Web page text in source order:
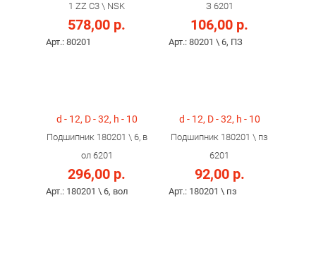
1 ZZ C3 \ NSK
578,00 р.
Арт.: 80201
З 6201
106,00 р.
Арт.: 80201 \ 6, ПЗ
d - 12, D - 32, h - 10
Подшипник 180201 \ 6, в
ол 6201
296,00 р.
Арт.: 180201 \ 6, вол
d - 12, D - 32, h - 10
Подшипник 180201 \ пз
6201
92,00 р.
Арт.: 180201 \ пз